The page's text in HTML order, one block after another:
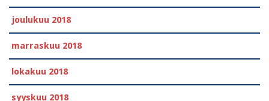
joulukuu 2018
marraskuu 2018
lokakuu 2018
syyskuu 2018